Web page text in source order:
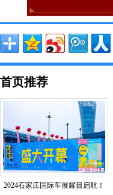
首页推荐
2024石家庄国际车展耀目启航！